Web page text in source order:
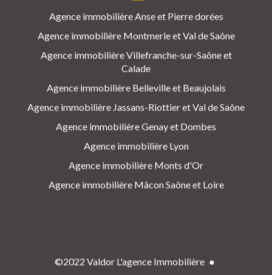
Agence immobilière Anse et Pierre dorées
Agence immobilière Montmerle et Val de Saône
Agence immobilière Villefranche-sur-Saône et
Calade
Agence immobilière Belleville et Beaujolais
Agence immobilière Jassans-Riottier et Val de Saône
Agence immobilière Genay et Dombes
Agence immobilière Lyon
Agence immobilière Monts d'Or
Agence immobilière Mâcon Saône et Loire
©2022 Valdor L'agence Immobilière